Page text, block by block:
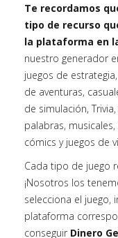
Te recordamos
tipo de recurso
la plataforma en
nuestro generador
juegos de
de aventuras,
de simulación,
palabras,
cómics y juegos de
Cada tipo de juego
¡Nosotros los
selecciona el juego,
plataforma
conseguir Dinero